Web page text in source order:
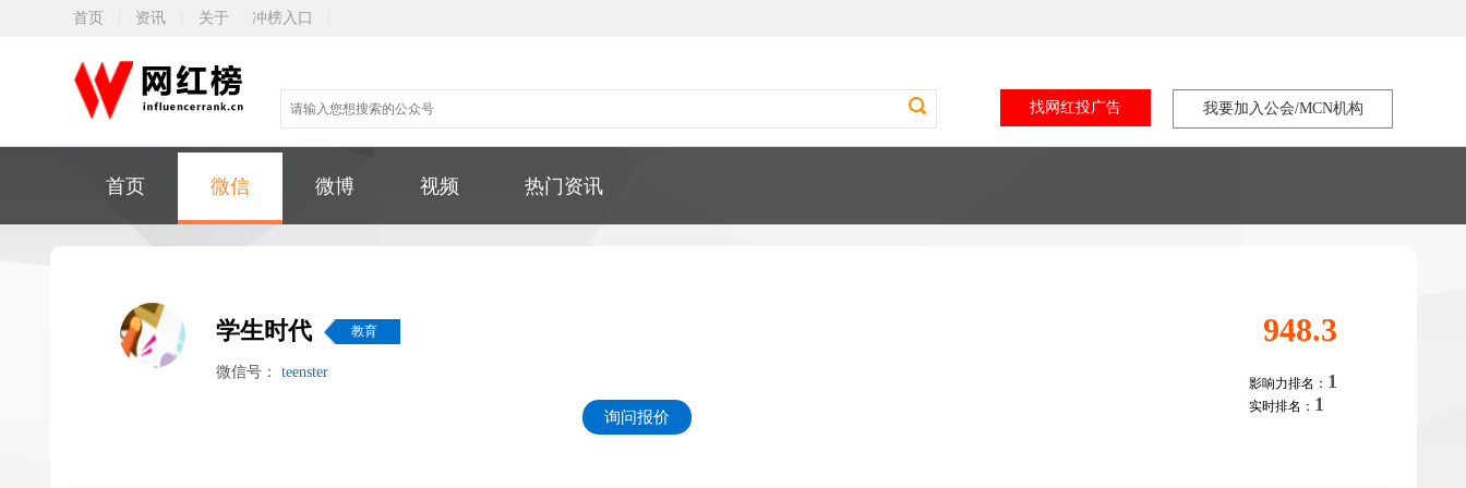
首页 资讯 关于 冲榜入口
我要加入公会/MCN机构
找网红投广告
首页 微信 微博 视频 热门资讯
学生时代 教育
微信号： teenster
948.3
影响力排名： 1
实时排名： 1
询问报价